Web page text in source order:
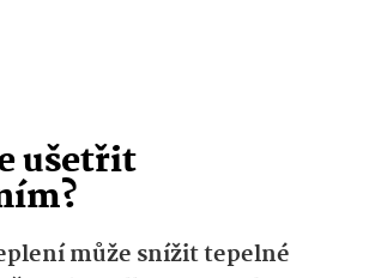
ušetřit
může snížit tepelné